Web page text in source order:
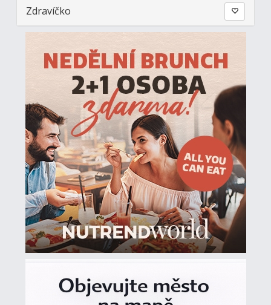
Zdravíčko